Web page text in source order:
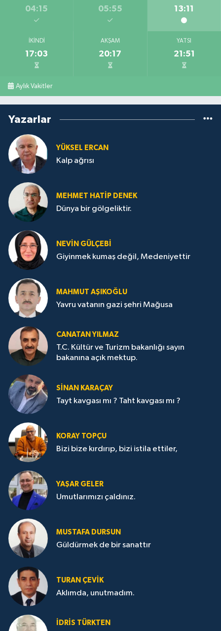
04:15 05:55 13:11
İKINDI
17:03
AKŞAM
20:17
YATSI
21:51
Aylık Vakitler
Yazarlar
YÜKSEL ERCAN
Kalp ağrısı
MEHMET HATİP DENEK
Dünya bir gölgeliktir.
NEVİN GÜLÇEBİ
Giyinmek kumaş değil, Medeniyettir
MAHMUT AŞIKOĞLU
Yavru vatanın gazi şehri Mağusa
CANATAN YILMAZ
T.C. Kültür ve Turizm bakanlığı sayın
bakanına açık mektup.
SİNAN KARAÇAY
Tayt kavgası mı ? Taht kavgası mı ?
KORAY TOPÇU
Bizi bize kırdırıp, bizi istila ettiler,
YAŞAR GELER
Umutlarımızı çaldınız.
MUSTAFA DURSUN
Güldürmek de bir sanattır
TURAN ÇEVİK
Aklımda, unutmadım.
İDRİS TÜRKTEN